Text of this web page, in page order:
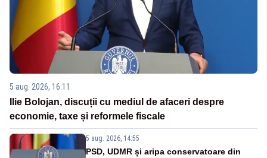
5 aug. 2026, 16:11
Ilie Bolojan, discuții cu mediul de afaceri despre
economie, taxe și reformele fiscale
5 aug. 2026, 14:55
PSD, UDMR și aripa conservatoare din